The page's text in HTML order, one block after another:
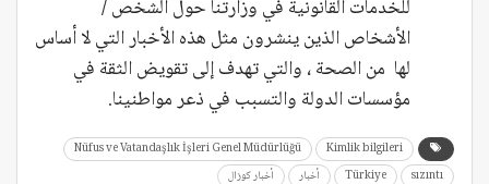
للخدمات القانونية في وزارتنا حول الشخص /
الأشخاص الذين ينشرون مثل هذه الأخبار التي لا أساس
لها من الصحة ، والتي تهدف إلى تقويض الثقة في
مؤسسات الدولة والتسبب في ذعر مواطنينا.
Kimlik bilgileri
Nüfus ve Vatandaşlık İşleri Genel Müdürlüğü
sızıntı
Türkiye أخبار أخبار كوزال